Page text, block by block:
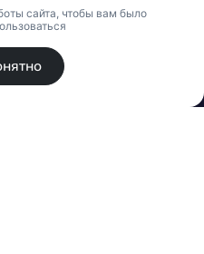
сайта, чтобы вам было